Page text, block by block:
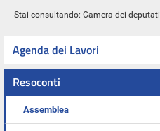
Stai consultando: Camera dei deputati
Agenda dei Lavori
Resoconti
Assemblea